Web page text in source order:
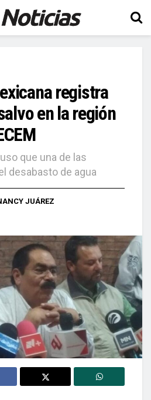
registra
en la región
que una de las
desabasto de agua
JUÁREZ